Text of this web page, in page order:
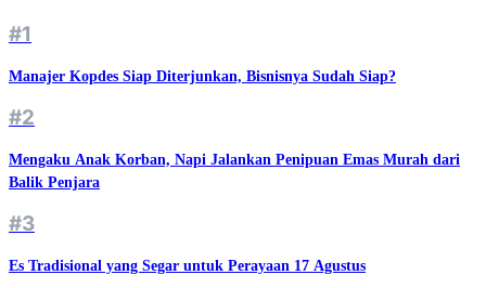
#1
Manajer Kopdes Siap Diterjunkan, Bisnisnya Sudah Siap?
#2
Mengaku Anak Korban, Napi Jalankan Penipuan Emas Murah dari
Balik Penjara
#3
Es Tradisional yang Segar untuk Perayaan 17 Agustus